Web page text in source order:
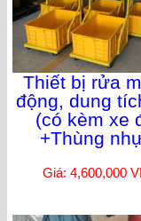
Thiết bị rửa
động, dung
(có kèm xe
+Thùng
Giá: 4,600,000